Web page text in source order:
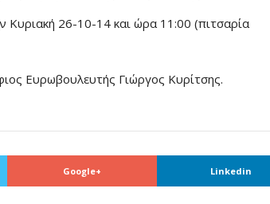
Κυριακή 26-10-14 και ώρα 11:00 (πιτσαρία
Ευρωβουλευτής Γιώργος Κυρίτσης.
Google+ Linkedin